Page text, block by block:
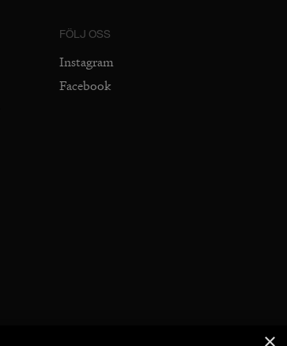
FÖLJ OSS
Instagram
Facebook